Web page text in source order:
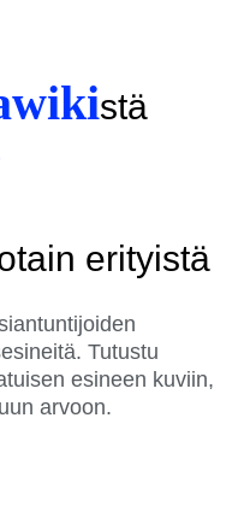
stä
erityistä
Tutustu
esineen kuviin,
arvoon.